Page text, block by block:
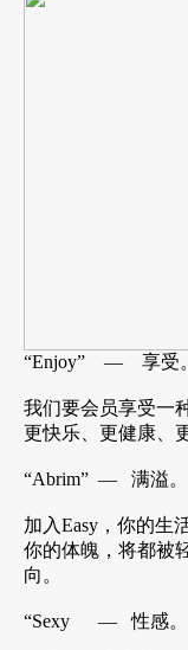
“Enjoy” ― 享受。
我们要会员享受一
更快乐、更健康、
“Abrim” ― 满溢。
加入Easy，你的生
你的体魄，将都被
向。
“Sexy ― 性感。